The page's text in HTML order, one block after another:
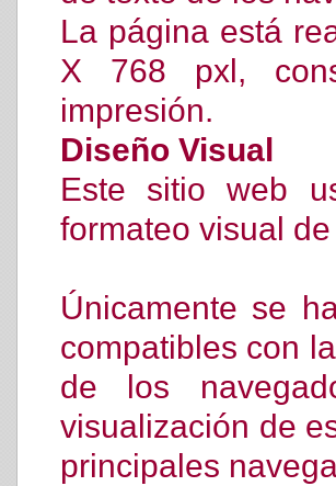
La página está
X 768 pxl,
impresión.
Diseño Visual
Este sitio web
formateo visual
Únicamente se
compatibles con
de los
visualización de
principales